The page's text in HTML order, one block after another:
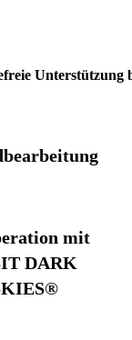
mit
DARK